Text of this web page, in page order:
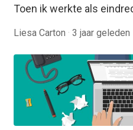
Toen ik werkte als
Liesa Carton · 3 jaar geleden